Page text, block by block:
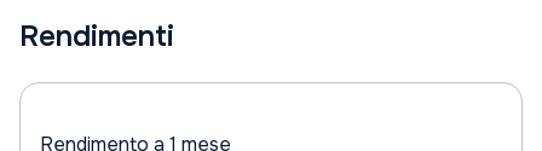
Rendimenti
Rendimento a 1 mese